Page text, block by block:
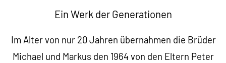
Ein Werk der Generationen
Im Alter von nur 20 Jahren übernahmen die Brüder
Michael und Markus den 1964 von den Eltern Peter